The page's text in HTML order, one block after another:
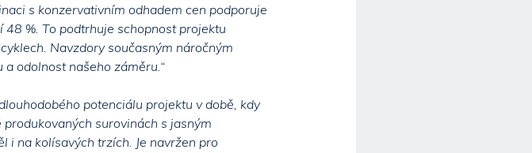
s konzervativním odhadem cen podporuje
%. To podtrhuje schopnost projektu
Navzdory současným náročným
odolnost našeho záměru.“
potenciálu projektu v době, kdy
surovinách s jasným
i na kolísavých trzích. Je navržen pro